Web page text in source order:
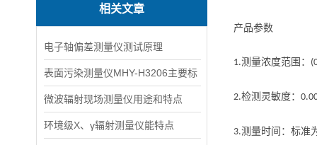
相关文章
电子轴偏差测量仪测试原理
表面污染测量仪MHY-H3206主要标
微波辐射现场测量仪用途和特点
环境级X、γ辐射测量仪能特点
产品参数
1.测量浓度范围：
2.检测灵敏度：
3.测量时间：标准